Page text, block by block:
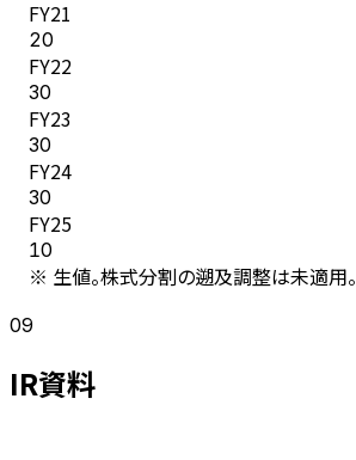
FY21
20
FY22
30
FY23
30
FY24
30
FY25
10
※ 生値。株式分割の遡及調整は未適用。
09
IR資料